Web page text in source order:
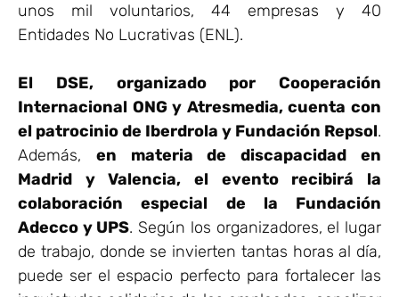
unos mil voluntarios, 44 empresas y 40
Entidades No Lucrativas (ENL).
El DSE, organizado por Cooperación
Internacional ONG y Atresmedia, cuenta con
el patrocinio de Iberdrola y Fundación Repsol.
Además, en materia de discapacidad en
Madrid y Valencia, el evento recibirá la
colaboración especial de la Fundación
Adecco y UPS. Según los organizadores, el lugar
de trabajo, donde se invierten tantas horas al día,
puede ser el espacio perfecto para fortalecer las